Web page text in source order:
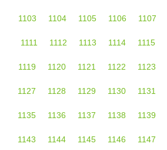
1103 1104 1105 1106 1107
1111 1112 1113 1114 1115
1119 1120 1121 1122 1123
1127 1128 1129 1130 1131
1135 1136 1137 1138 1139
1143 1144 1145 1146 1147